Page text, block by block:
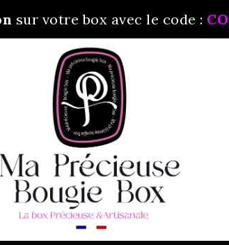
sur votre box avec le code :